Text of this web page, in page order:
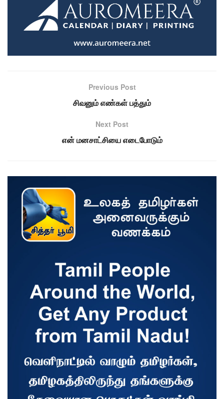
Previous Post
சிவனும் எண்கள் பத்தும்
Next Post
என் மனசாட்சியை எடைபோடும்